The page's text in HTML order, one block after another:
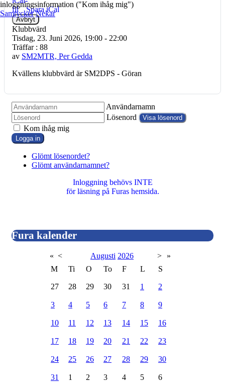
Spara iCal
Avbryt
Klubbvärd
Tisdag, 23. Juni 2026, 19:00 - 22:00
Träffar: 88
av SM2MTR, Per Gedda
Kvällens klubbvärd är SM2DPS - Göran
Användarnamn
Lösenord
Visa lösenord
Kom ihåg mig
Logga in
Glömt lösenordet?
Glömt användarnamnet?
Inloggning behövs INTE
för läsning på Furas hemsida.
Fura kalender
« < Augusti 2026 >
»
M
Ti O To F L S
27 28 29 30 31 1 2
3 4 5 6 7 8 9
10 11 12 13 14 15 16
17 18 19 20 21 22 23
24 25 26 27 28 29 30
31 1 2 3 4 5 6
inloggningsinformation ("Kom ihåg mig")
Samtycker Nekar